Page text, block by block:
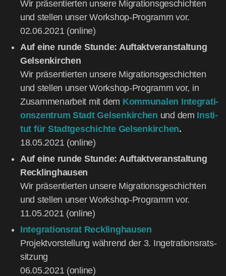
Wir prä­sen­tier­ten unse­re Migra­ti­ons­ge­schich­ten
und stel­len unser Work­shop-Pro­gramm vor.
02.06.2021 (online)
Auf eine run­de Stun­de: Auf­takt­ver­an­stal­tung
Gel­sen­kir­chen
Wir prä­sen­tier­ten unse­re Migra­ti­ons­ge­schich­ten
und stel­len unser Work­shop-Pro­gramm vor, in
Zusam­men­ar­beit mit dem Kom­mu­na­len Inte­gra­ti­
ons­zen­trum Stadt Gel­sen­kir­chen und dem Insti­
tut für Stadt­ge­schich­te Gel­sen­kir­chen.
18.05.2021 (online)
Auf eine run­de Stun­de: Auf­takt­ver­an­stal­tung
Reck­ling­hau­sen
Wir prä­sen­tier­ten unse­re Migra­ti­ons­ge­schich­ten
und stel­len unser Work­shop-Pro­gramm vor.
11.05.2021 (online)
Inte­gra­ti­ons­rat Reck­ling­hau­sen
Pro­jekt­vor­stel­lung wäh­rend der 3. Inge­tra­ti­ons­rats­
sit­zung
06.05.2021 (online)